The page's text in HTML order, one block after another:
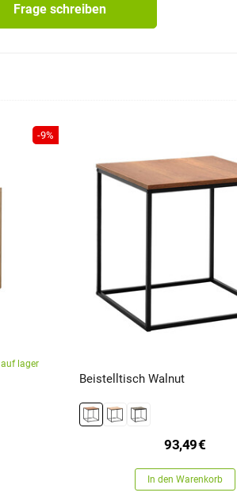
Frage schreiben
-9%
auf lager
Beistelltisch Walnut
93,49€
In den Warenkorb